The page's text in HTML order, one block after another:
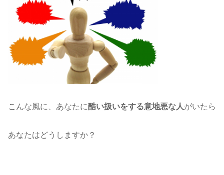
こんな風に、あなたに酷い扱いをする意地悪な人がいたら
あなたはどうしますか？